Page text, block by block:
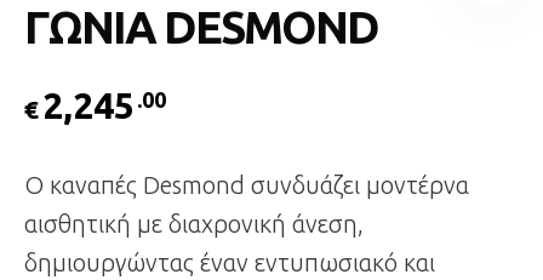
ΓΩΝΙΑ DESMOND
€2,245 .00
Ο καναπές Desmond συνδυάζει μοντέρνα
αισθητική με διαχρονική άνεση,
δημιουργώντας έναν εντυπωσιακό και